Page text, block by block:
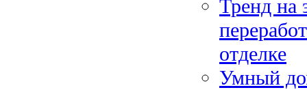
Тренд на
отделке
Умный